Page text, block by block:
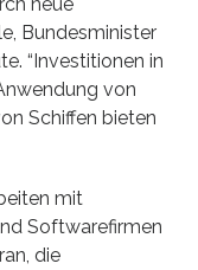
Bundesminister
“Investitionen in
von
Schiffen bieten
mit
Softwarefirmen
die